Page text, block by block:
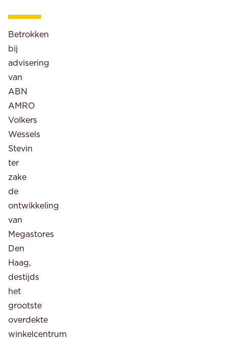
juridische
fusie
van
een
verkrijgende
en
verdwijnende
vennootschap,
de
overdracht
van
aandelen,
statutenwijzigingen
en
wij
maakten
een
familiestatuut
en
een
veiligheidsplan.
de
in
totaal
355
eengezinswoningen
en
155
appartementen
tussen
het
centrum
en
de
rivier
Nieuwe
Maas.
Tussen
het
centrum
en
de
Galgkade
(deelplan
Betrokken
bij
advisering
van
ABN
AMRO
Volkers
Wessels
Stevin
ter
zake
de
ontwikkeling
van
Megastores
Den
Haag,
destijds
het
grootste
overdekte
winkelcentrum